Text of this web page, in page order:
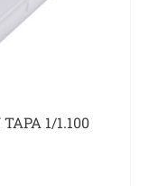
1/1.100